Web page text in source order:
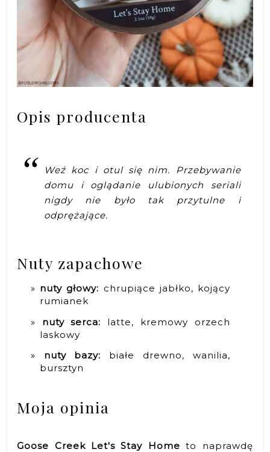
Opis producenta
Weź koc i otul się nim. Przebywanie
domu i oglądanie ulubionych seriali
nigdy nie było tak przytulne i
odprężające.
Nuty zapachowe
nuty głowy: chrupiące jabłko, kojący
rumianek
nuty serca: latte, kremowy orzech
laskowy
nuty bazy: białe drewno, wanilia,
bursztyn
Moja opinia
Goose Creek Let's Stay Home to naprawdę